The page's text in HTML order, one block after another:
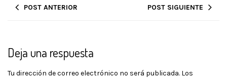
POST ANTERIOR POST SIGUIENTE
Deja una respuesta
Tu dirección de correo electrónico no será publicada. Los